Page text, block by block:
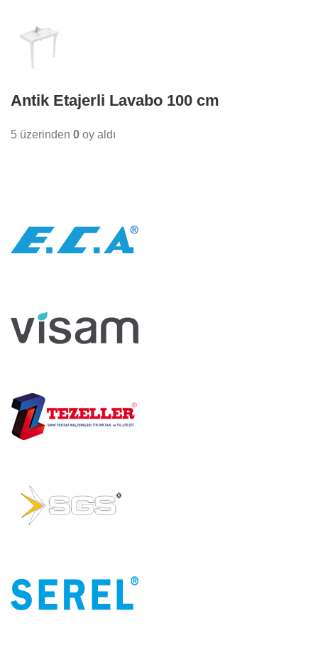
Antik Etajerli Lavabo 100 cm
5 üzerinden 0 oy aldı